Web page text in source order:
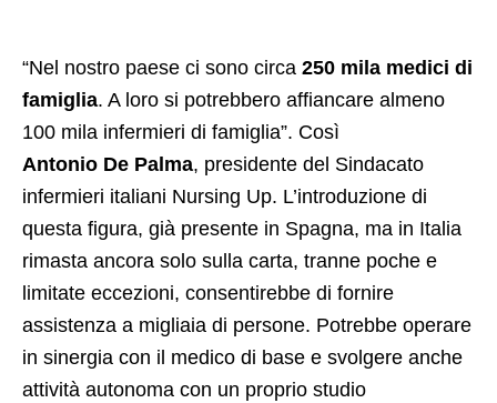
“Nel nostro paese ci sono circa 250 mila medici di
famiglia. A loro si potrebbero affiancare almeno
100 mila infermieri di famiglia”. Così
Antonio De Palma, presidente del Sindacato
infermieri italiani Nursing Up. L’introduzione di
questa figura, già presente in Spagna, ma in Italia
rimasta ancora solo sulla carta, tranne poche e
limitate eccezioni, consentirebbe di fornire
assistenza a migliaia di persone. Potrebbe operare
in sinergia con il medico di base e svolgere anche
attività autonoma con un proprio studio